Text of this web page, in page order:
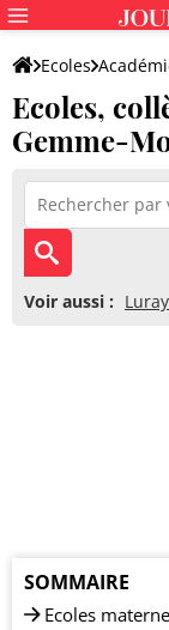
Ecoles
Ecoles,
Gemme-
Voir aussi : Luray
SOMMAIRE
Ecoles